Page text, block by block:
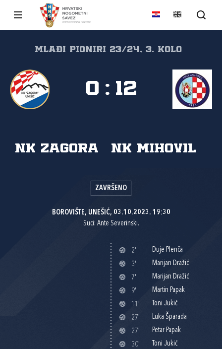
Mlađi pioniri 23/24, 3. kolo
NK Zagora NK Mihovil
0 : 12
ZAVRŠENO
BOROVIŠTE, UNEŠIĆ, 03.10.2023. 19:30
Suci: Ante Severinski.
2'
Duje Plenča
3'
Marijan Dražić
7'
Marijan Dražić
9'
Martin Papak
11'
Toni Jukić
27'
Luka Šparada
27'
Petar Papak
30'
Toni Jukić